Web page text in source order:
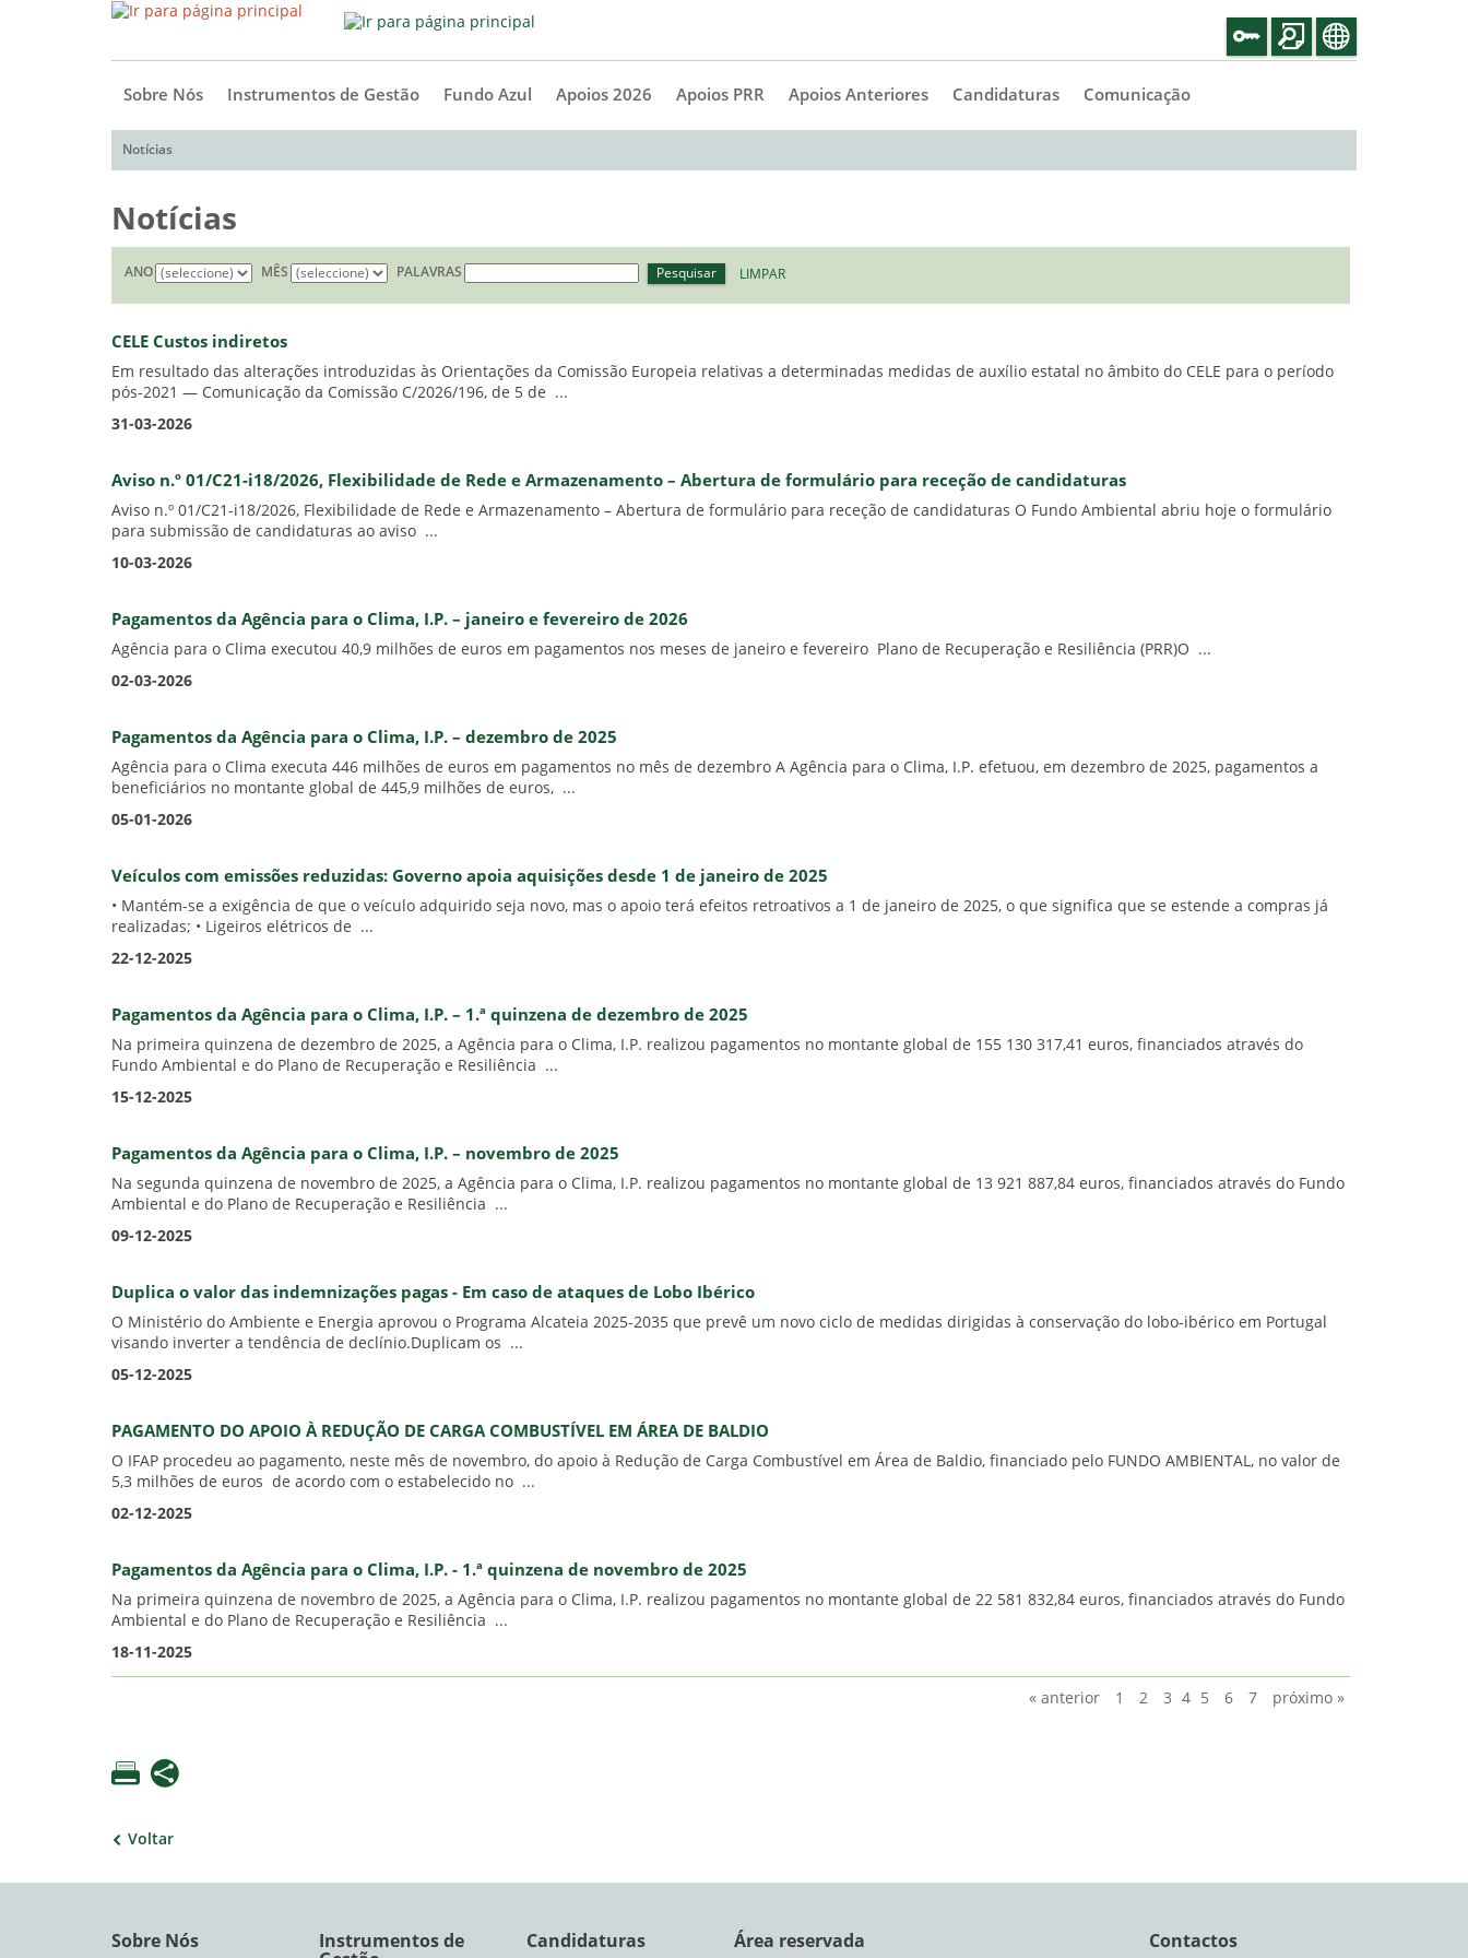
Sobre Nós Instrumentos de Gestão Fundo Azul Apoios 2026 Apoios PRR Apoios Anteriores Candidaturas Comunicação
Notícias
Notícias
ANO MÊS PALAVRAS Pesquisar LIMPAR
CELE Custos indiretos
Em resultado das alterações introduzidas às Orientações da Comissão Europeia relativas a determinadas medidas de auxílio estatal no âmbito do CELE para o período
pós-2021 — Comunicação da Comissão C/2026/196, de 5 de ...
31-03-2026
Aviso n.º 01/C21-i18/2026, Flexibilidade de Rede e Armazenamento – Abertura de formulário para receção de candidaturas
Aviso n.º 01/C21-i18/2026, Flexibilidade de Rede e Armazenamento – Abertura de formulário para receção de candidaturas O Fundo Ambiental abriu hoje o formulário
para submissão de candidaturas ao aviso ...
10-03-2026
Pagamentos da Agência para o Clima, I.P. – janeiro e fevereiro de 2026
Agência para o Clima executou 40,9 milhões de euros em pagamentos nos meses de janeiro e fevereiro Plano de Recuperação e Resiliência (PRR)O ...
02-03-2026
Pagamentos da Agência para o Clima, I.P. – dezembro de 2025
Agência para o Clima executa 446 milhões de euros em pagamentos no mês de dezembro A Agência para o Clima, I.P. efetuou, em dezembro de 2025, pagamentos a
beneficiários no montante global de 445,9 milhões de euros, ...
05-01-2026
Veículos com emissões reduzidas: Governo apoia aquisições desde 1 de janeiro de 2025
• Mantém-se a exigência de que o veículo adquirido seja novo, mas o apoio terá efeitos retroativos a 1 de janeiro de 2025, o que significa que se estende a compras já
realizadas; • Ligeiros elétricos de ...
22-12-2025
Pagamentos da Agência para o Clima, I.P. – 1.ª quinzena de dezembro de 2025
Na primeira quinzena de dezembro de 2025, a Agência para o Clima, I.P. realizou pagamentos no montante global de 155 130 317,41 euros, financiados através do
Fundo Ambiental e do Plano de Recuperação e Resiliência ...
15-12-2025
Pagamentos da Agência para o Clima, I.P. – novembro de 2025
Na segunda quinzena de novembro de 2025, a Agência para o Clima, I.P. realizou pagamentos no montante global de 13 921 887,84 euros, financiados através do Fundo
Ambiental e do Plano de Recuperação e Resiliência ...
09-12-2025
Duplica o valor das indemnizações pagas - Em caso de ataques de Lobo Ibérico
O Ministério do Ambiente e Energia aprovou o Programa Alcateia 2025-2035 que prevê um novo ciclo de medidas dirigidas à conservação do lobo-ibérico em Portugal
visando inverter a tendência de declínio.Duplicam os ...
05-12-2025
PAGAMENTO DO APOIO À REDUÇÃO DE CARGA COMBUSTÍVEL EM ÁREA DE BALDIO
O IFAP procedeu ao pagamento, neste mês de novembro, do apoio à Redução de Carga Combustível em Área de Baldio, financiado pelo FUNDO AMBIENTAL, no valor de
5,3 milhões de euros de acordo com o estabelecido no ...
02-12-2025
Pagamentos da Agência para o Clima, I.P. - 1.ª quinzena de novembro de 2025
Na primeira quinzena de novembro de 2025, a Agência para o Clima, I.P. realizou pagamentos no montante global de 22 581 832,84 euros, financiados através do Fundo
Ambiental e do Plano de Recuperação e Resiliência ...
18-11-2025
« anterior 1 2 3 4 5 6 7 próximo »
Voltar
Sobre Nós
Instrumentos de
Candidaturas Área reservada Contactos